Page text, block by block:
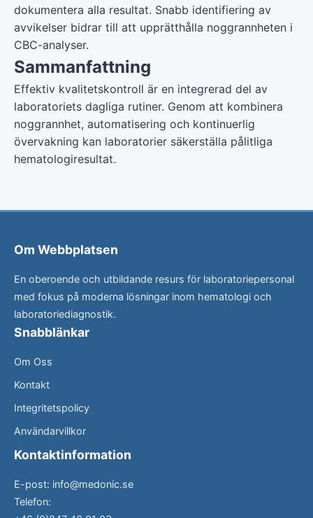
dokumentera alla resultat. Snabb identifiering av
avvikelser bidrar till att upprätthålla noggrannheten i
CBC-analyser.
Sammanfattning
Effektiv kvalitetskontroll är en integrerad del av
laboratoriets dagliga rutiner. Genom att kombinera
noggrannhet, automatisering och kontinuerlig
övervakning kan laboratorier säkerställa pålitliga
hematologiresultat.
Om Webbplatsen
En oberoende och utbildande resurs för laboratoriepersonal
med fokus på moderna lösningar inom hematologi och
laboratoriediagnostik.
Snabblänkar
Om Oss
Kontakt
Integritetspolicy
Användarvillkor
Kontaktinformation
E-post: info@medonic.se
Telefon: